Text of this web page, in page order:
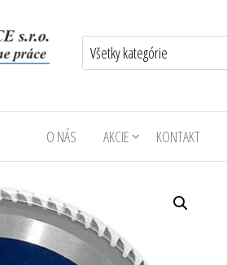
O NÁS AKCIE KONTAKT